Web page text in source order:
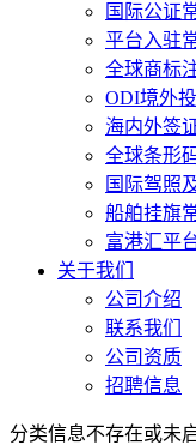
国际公证
平台入驻
全球商标
ODI境外
海内外签
全球条形
国际驾照
船舶挂旗
富港汇平
关于我们
公司介绍
联系我们
公司资质
招聘信息
分类信息不存在或未